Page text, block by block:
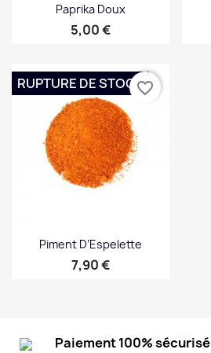
Paprika Doux
Prix
5,00 €
Piment D’Espelette
Prix
7,90 €
RUPTURE DE STOCKfavorite_border
Paiement 100% sécurisé